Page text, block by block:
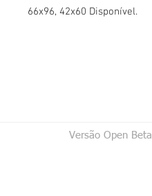
66x96, 42x60 Disponível.
Versão Open Beta